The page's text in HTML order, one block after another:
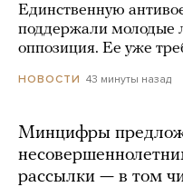
Единственную
поддержали молодые
оппозиция. Ее уже
НОВОСТИ 43 минуты назад
Минцифры
рассылки — в том